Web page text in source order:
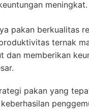
meningkat.
pakan berkualitas
ternak
dan memberikan
pakan yang